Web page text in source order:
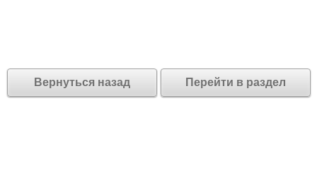
Вернуться назад Перейти в раздел